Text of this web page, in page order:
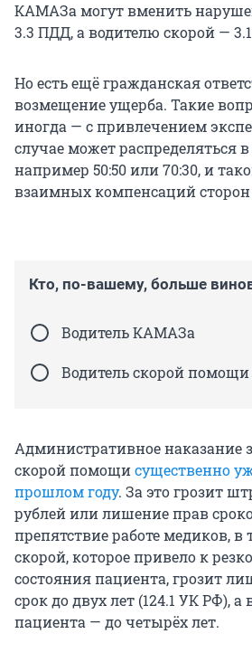
КАМАЗа могут вменить
3.3 ПДД, а водителю скорой —
Но есть ещё гражданская
возмещение ущерба. Такие
иногда — с привлечением
случае может распределяться
например 50:50 или 70:30, и
взаимных компенсаций сторон
Кто, по-вашему, больше
Водитель КАМАЗа
Водитель скорой помощи
Административное наказание
скорой помощисущественно
прошлом году. За это грозит
рублей или лишение прав
препятствие работе медиков, в
скорой, которое привело к
состояния пациента, грозит
срок до двух лет (124.1 УК РФ), а
пациента — до четырёх лет.